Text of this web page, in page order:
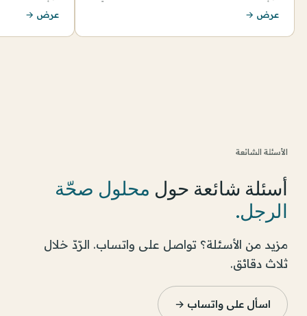
عرض →
عرض →
الأسئلة الشائعة
أسئلة شائعة حول محلول صحّة
الرجل.
مزيد من الأسئلة؟ تواصل على واتساب. الرّدّ خلال
ثلاث دقائق.
اسأل على واتساب →